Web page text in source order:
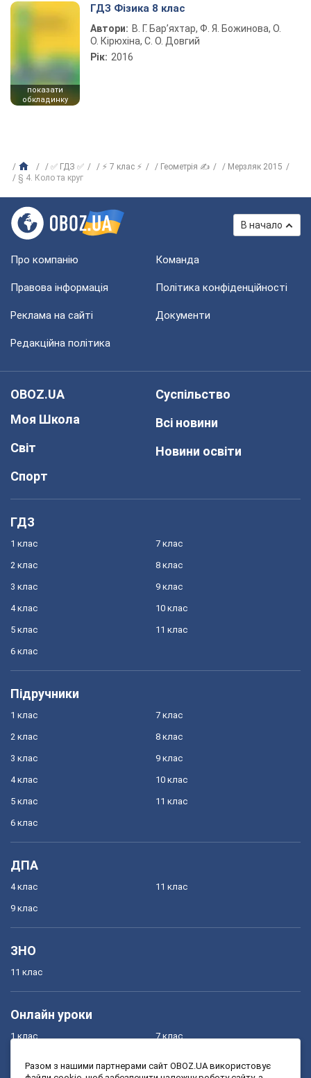
показати
обкладинку
ГДЗ Фізика 8 клас
Автори: В. Г. Бар’яхтар, Ф. Я. Божинова, О.
О. Кірюхіна, С. О. Довгий
Рік: 2016
✅ ГДЗ ✅ ⚡ 7 клас ⚡ Геометрія ✍
Мерзляк 2015
§ 4. Коло та круг
В начало
Про компанію Команда
Правова інформація Політика конфіденційності
Реклама на сайті Документи
Редакційна політика
OBOZ.UA
Моя Школа
Світ
Спорт
Суспільство
Всі новини
Новини освіти
ГДЗ
1 клас
2 клас
3 клас
4 клас
5 клас
6 клас
7 клас
8 клас
9 клас
10 клас
11 клас
Підручники
1 клас
2 клас
3 клас
4 клас
5 клас
6 клас
7 клас
8 клас
9 клас
10 клас
11 клас
ДПА
4 клас
9 клас
11 клас
ЗНО
11 клас
Онлайн уроки
1 клас 7 клас
Разом з нашими партнерами сайт OBOZ.UA використовує